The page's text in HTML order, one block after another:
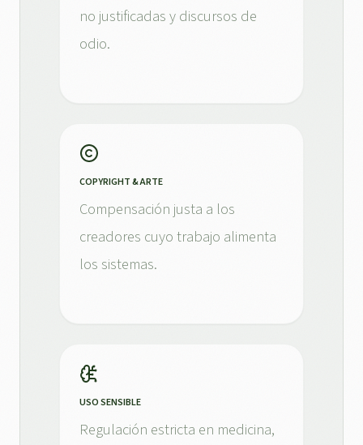
no justificadas y discursos de
odio.
COPYRIGHT & ARTE
Compensación justa a los
creadores cuyo trabajo alimenta
los sistemas.
USO SENSIBLE
Regulación estricta en medicina,